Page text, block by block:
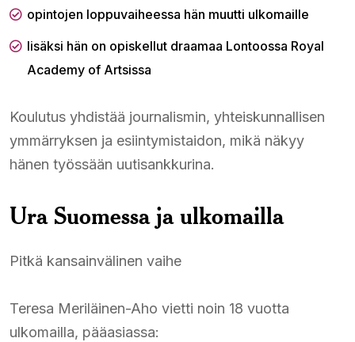
opintojen loppuvaiheessa hän muutti ulkomaille
lisäksi hän on opiskellut draamaa Lontoossa Royal
Academy of Artsissa
Koulutus yhdistää journalismin, yhteiskunnallisen
ymmärryksen ja esiintymistaidon, mikä näkyy
hänen työssään uutisankkurina.
Ura Suomessa ja ulkomailla
Pitkä kansainvälinen vaihe
Teresa Meriläinen-Aho vietti noin 18 vuotta
ulkomailla, pääasiassa: